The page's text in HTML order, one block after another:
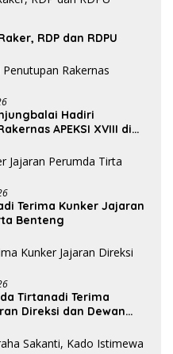
RDP dan RDPU
Hadiri
APEKSI XVIII di
Terima Kunker Jajaran
Benteng
Tirtanadi Terima
Direksi dan Dewan